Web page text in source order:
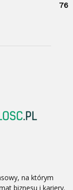
76
na którym
biznesu i kariery.